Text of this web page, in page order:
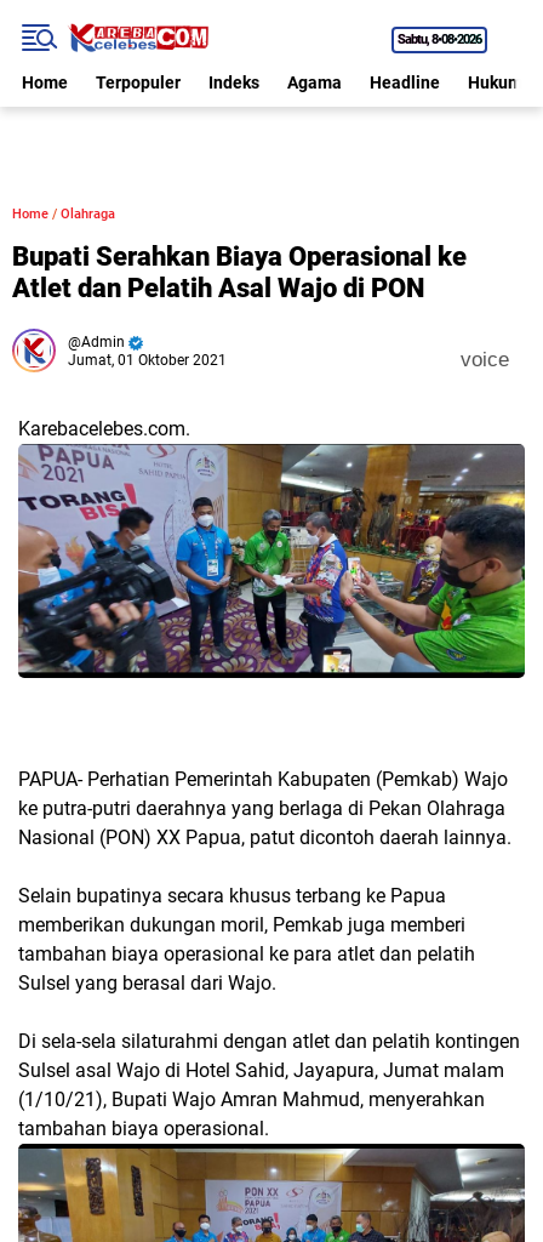
Sabtu 8•08•2026
Home Terpopuler Indeks Agama Headline Hukum
Home / Olahraga
Bupati Serahkan Biaya Operasional ke
Atlet dan Pelatih Asal Wajo di PON
Admin
Jumat, 01 Oktober 2021
voice
Karebacelebes.com.
PAPUA- Perhatian Pemerintah Kabupaten (Pemkab) Wajo
ke putra-putri daerahnya yang berlaga di Pekan Olahraga
Nasional (PON) XX Papua, patut dicontoh daerah lainnya.
Selain bupatinya secara khusus terbang ke Papua
memberikan dukungan moril, Pemkab juga memberi
tambahan biaya operasional ke para atlet dan pelatih
Sulsel yang berasal dari Wajo.
Di sela-sela silaturahmi dengan atlet dan pelatih kontingen
Sulsel asal Wajo di Hotel Sahid, Jayapura, Jumat malam
(1/10/21), Bupati Wajo Amran Mahmud, menyerahkan
tambahan biaya operasional.